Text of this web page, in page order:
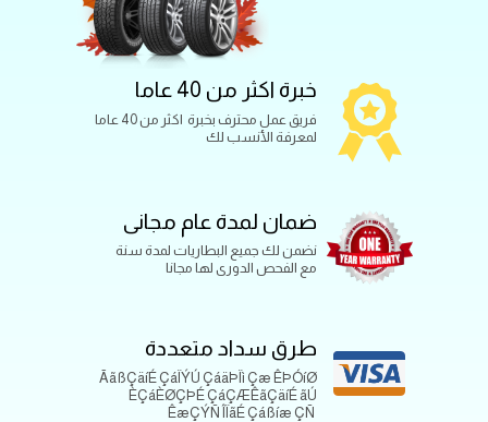
طرق سداد متعددة
خبرة اكثر من 40 عاما
فريق عمل محترف بخبرة اكثر من 40 عاما
لمعرفة الأنسب لك
نضمن لك جميع البطاريات لمدة سنة
مع الفحص الدورى لها مجانا
ضمان لمدة عام مجانى
ÃãßÇäíÉ ÇáÏÝÚ ÇáäÞÏì Çæ ÊÞÓíØ
ÈÇáÈØÇÞÉ ÇáÇÆÊãÇäíÉ ãÚ
ÊæÇÝÑ ÎÏãÉ Çáßíæ ÇÑ